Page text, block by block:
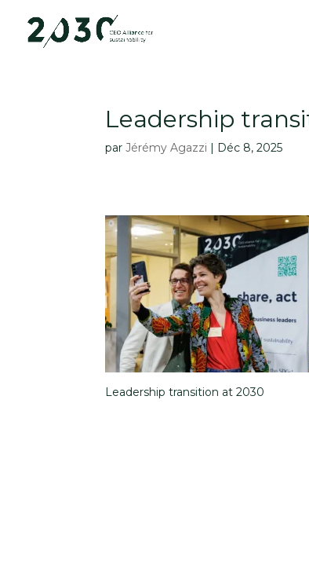
Leadership
parJérémy Agazzi | Déc 8, 2025
Leadership transition at 2030